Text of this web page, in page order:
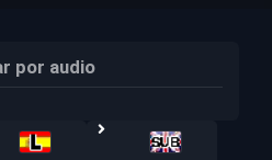
por audio